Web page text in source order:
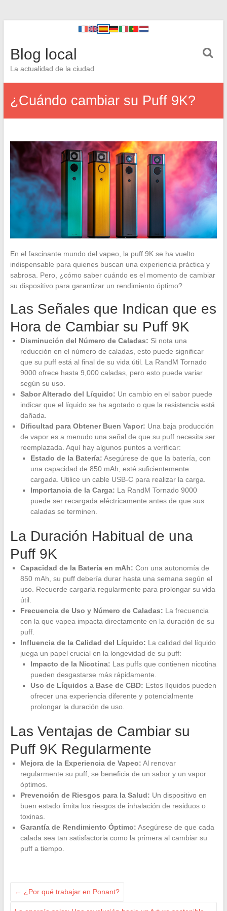
Blog local
La actualidad de la ciudad
¿Cuándo cambiar su Puff 9K?
En el fascinante mundo del vapeo, la puff 9K se ha vuelto
indispensable para quienes buscan una experiencia práctica y
sabrosa. Pero, ¿cómo saber cuándo es el momento de cambiar
su dispositivo para garantizar un rendimiento óptimo?
Las Señales que Indican que es
Hora de Cambiar su Puff 9K
Disminución del Número de Caladas: Si nota una
reducción en el número de caladas, esto puede significar
que su puff está al final de su vida útil. La RandM Tornado
9000 ofrece hasta 9,000 caladas, pero esto puede variar
según su uso.
Sabor Alterado del Líquido: Un cambio en el sabor puede
indicar que el líquido se ha agotado o que la resistencia está
dañada.
Dificultad para Obtener Buen Vapor: Una baja producción
de vapor es a menudo una señal de que su puff necesita ser
reemplazada. Aquí hay algunos puntos a verificar:
Estado de la Batería: Asegúrese de que la batería, con
una capacidad de 850 mAh, esté suficientemente
cargada. Utilice un cable USB-C para realizar la carga.
Importancia de la Carga: La RandM Tornado 9000
puede ser recargada eléctricamente antes de que sus
caladas se terminen.
La Duración Habitual de una
Puff 9K
Capacidad de la Batería en mAh: Con una autonomía de
850 mAh, su puff debería durar hasta una semana según el
uso. Recuerde cargarla regularmente para prolongar su vida
útil.
Frecuencia de Uso y Número de Caladas: La frecuencia
con la que vapea impacta directamente en la duración de su
puff.
Influencia de la Calidad del Líquido: La calidad del líquido
juega un papel crucial en la longevidad de su puff:
Impacto de la Nicotina: Las puffs que contienen nicotina
pueden desgastarse más rápidamente.
Uso de Líquidos a Base de CBD: Estos líquidos pueden
ofrecer una experiencia diferente y potencialmente
prolongar la duración de uso.
Las Ventajas de Cambiar su
Puff 9K Regularmente
Mejora de la Experiencia de Vapeo: Al renovar
regularmente su puff, se beneficia de un sabor y un vapor
óptimos.
Prevención de Riesgos para la Salud: Un dispositivo en
buen estado limita los riesgos de inhalación de residuos o
toxinas.
Garantía de Rendimiento Óptimo: Asegúrese de que cada
calada sea tan satisfactoria como la primera al cambiar su
puff a tiempo.
← ¿Por qué trabajar en Ponant?